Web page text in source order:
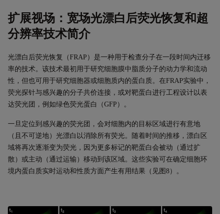
扩展视场：宽场光漂白后荧光恢复和超
分辨率技术简介
光漂白后荧光恢复（FRAP ）是一种用于检查分子在一段时间内迁移
率的技术。该技术最初用于研究细胞膜中脂质分子的动力学和流动
性，但也可用于研究细胞器或细胞质内的蛋白质。在FRAP实验中，
荧光探针与感兴趣的分子共价连接，或对靶蛋白进行工程设计以表
达荧光团，例如绿色荧光蛋白（GFP ）。
一旦定位到感兴趣的荧光团，会对细胞内的目标区域进行有意地
（且不可逆地） 光漂白 以消除所有荧光。随着时间的推移，漂白区
域将再次逐渐变为荧光，因为更多标记的靶蛋白会被动（通过扩
散）或主动（通过运输）移动到该区域。这些实验可在确定细胞环
境内蛋白质实时运动和性质方面产生有用结果（见图 8）。